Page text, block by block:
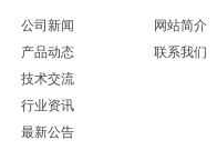
公司新闻
产品动态
技术交流
行业资讯
最新公告
网站简介
联系我们